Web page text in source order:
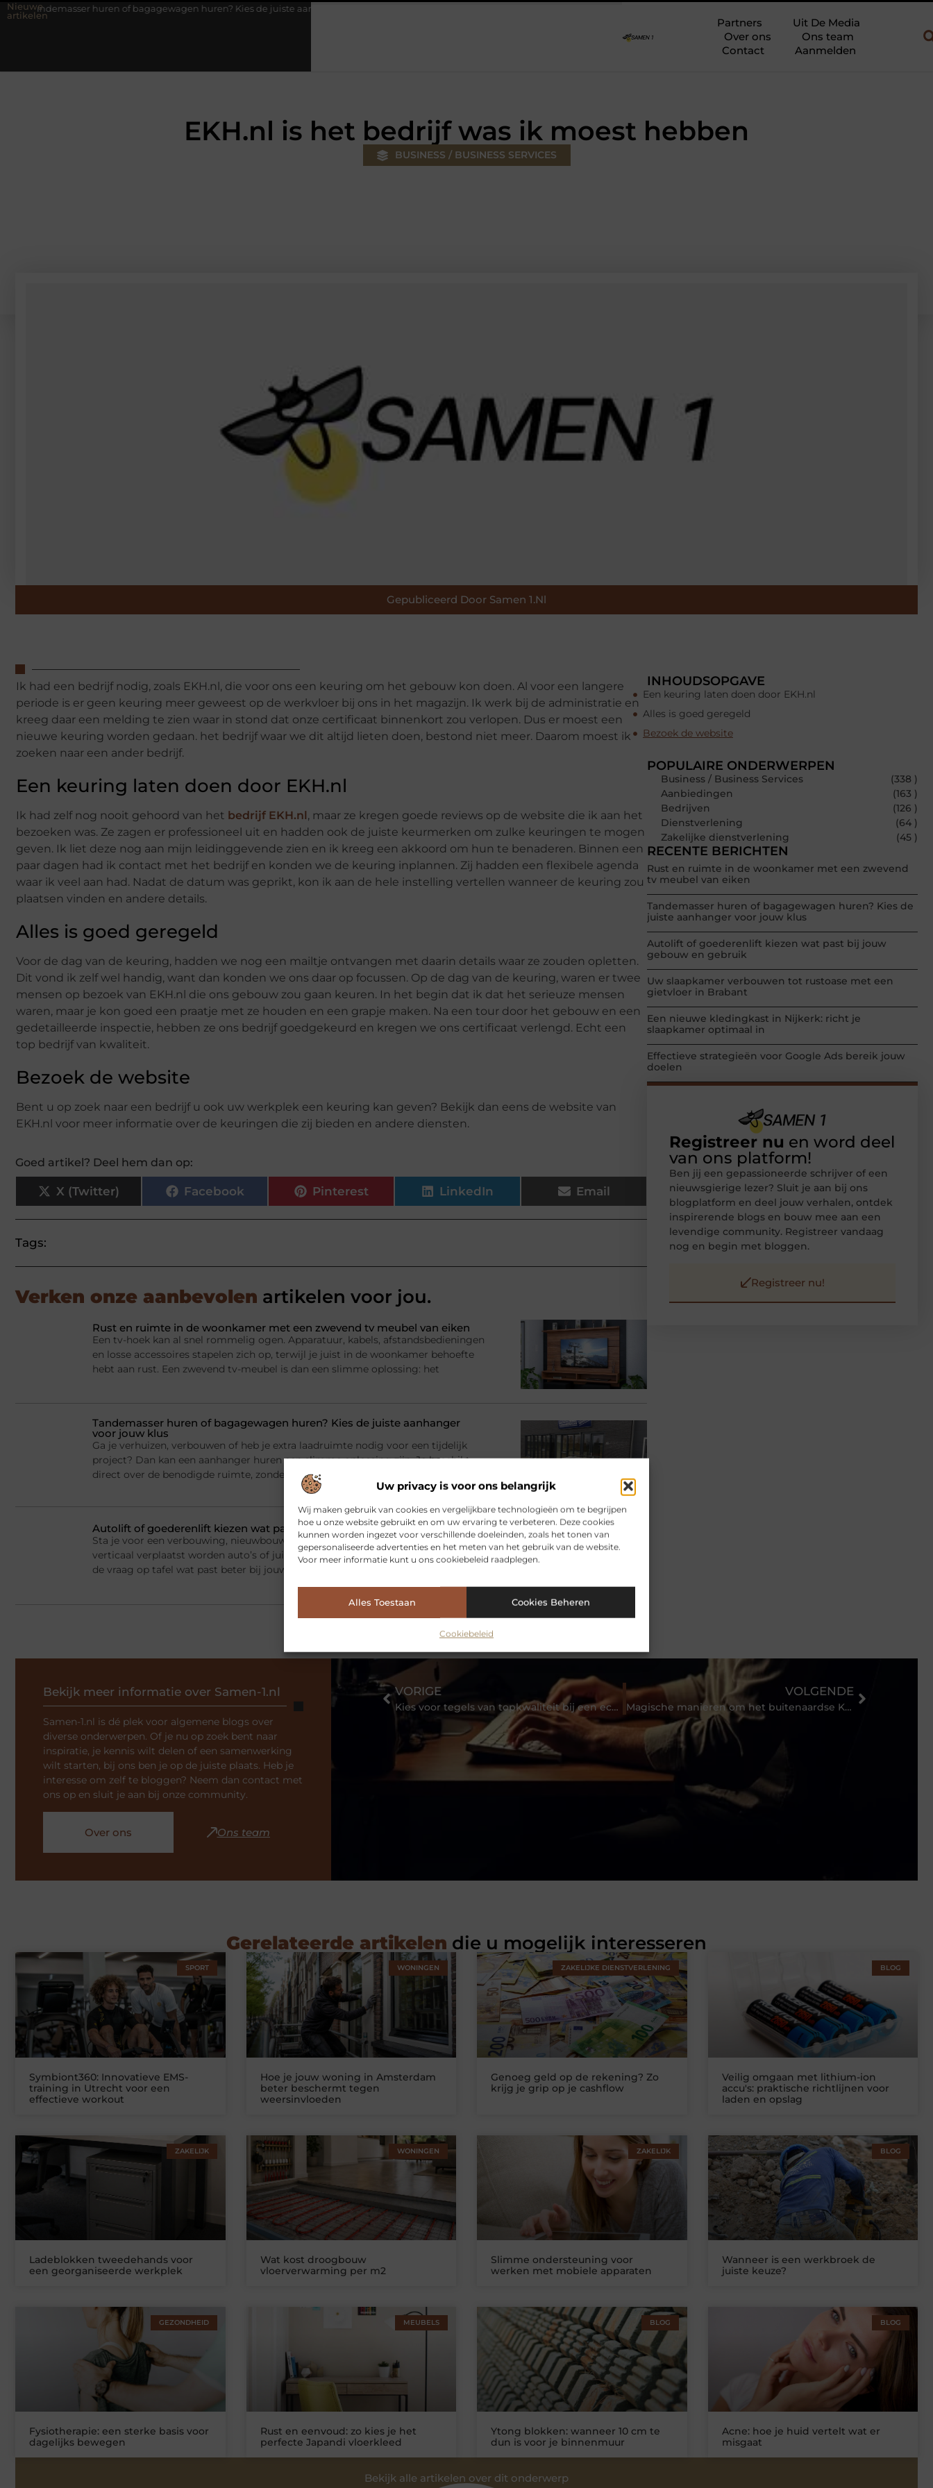
Uw privacy is voor ons belangrijk
Wij maken gebruik van cookies en vergelijkbare technologieën om te begrijpen
hoe u onze website gebruikt en om uw ervaring te verbeteren. Deze cookies
kunnen worden ingezet voor verschillende doeleinden, zoals het tonen van
gepersonaliseerde advertenties en het meten van het gebruik van de website.
Voor meer informatie kunt u ons cookiebeleid raadplegen.
Alles Toestaan Cookies Beheren
Cookiebeleid
Nieuwe
artikelen
huren of bagagewagen huren? Kies de juiste aanhanger voor jouw klus
Partners
Uit De Media
Over ons
Ons team
Contact
Aanmelden
EKH.nl is het bedrijf was ik moest hebben
BUSINESS / BUSINESS SERVICES
Gepubliceerd Door Samen 1.nl
Ik had een bedrijf nodig, zoals EKH.nl, die voor ons een keuring om het gebouw kon doen. Al voor een langere
periode is er geen keuring meer geweest op de werkvloer bij ons in het magazijn. Ik werk bij de administratie en
kreeg daar een melding te zien waar in stond dat onze certificaat binnenkort zou verlopen. Dus er moest een
nieuwe keuring worden gedaan. het bedrijf waar we dit altijd lieten doen, bestond niet meer. Daarom moest ik
zoeken naar een ander bedrijf.
Een keuring laten doen door EKH.nl
Ik had zelf nog nooit gehoord van het bedrijf EKH.nl , maar ze kregen goede reviews op de website die ik aan het
bezoeken was. Ze zagen er professioneel uit en hadden ook de juiste keurmerken om zulke keuringen te mogen
geven. Ik liet deze nog aan mijn leidinggevende zien en ik kreeg een akkoord om hun te benaderen. Binnen een
paar dagen had ik contact met het bedrijf en konden we de keuring inplannen. Zij hadden een flexibele agenda
waar ik veel aan had. Nadat de datum was geprikt, kon ik aan de hele instelling vertellen wanneer de keuring zou
plaatsen vinden en andere details.
Alles is goed geregeld
Voor de dag van de keuring, hadden we nog een mailtje ontvangen met daarin details waar ze zouden opletten.
Dit vond ik zelf wel handig, want dan konden we ons daar op focussen. Op de dag van de keuring, waren er twee
mensen op bezoek van EKH.nl die ons gebouw zou gaan keuren. In het begin dat ik dat het serieuze mensen
waren, maar je kon goed een praatje met ze houden en een grapje maken. Na een tour door het gebouw en een
gedetailleerde inspectie, hebben ze ons bedrijf goedgekeurd en kregen we ons certificaat verlengd. Echt een
top bedrijf van kwaliteit.
Bezoek de website
Bent u op zoek naar een bedrijf u ook uw werkplek een keuring kan geven? Bekijk dan eens de website van
EKH.nl voor meer informatie over de keuringen die zij bieden en andere diensten.
Goed artikel? Deel hem dan op:
X (Twitter) Facebook Pinterest LinkedIn Email
Tags:
Verken onze aanbevolen artikelen voor jou.
Rust en ruimte in de woonkamer met een zwevend tv meubel van eiken
Een tv-hoek kan al snel rommelig ogen. Apparatuur, kabels, afstandsbedieningen
en losse accessoires stapelen zich op, terwijl je juist in de woonkamer behoefte
hebt aan rust. Een zwevend tv-meubel is dan een slimme oplossing: het
Tandemasser huren of bagagewagen huren? Kies de juiste aanhanger
voor jouw klus
Ga je verhuizen, verbouwen of heb je extra laadruimte nodig voor een tijdelijk
project? Dan kan een aanhanger huren een slimme oplossing zijn. Je beschikt
direct over de benodigde ruimte, zonder dat je zelf een
Autolift of goederenlift kiezen wat past bij jouw gebouw en gebruik
Sta je voor een verbouwing, nieuwbouw of herinrichting en moet er iets
verticaal verplaatst worden auto’s of juist vracht en materialen Dan komt al snel
de vraag op tafel wat past beter bij jouw situatie
INHOUDSOPGAVE
Een keuring laten doen door EKH.nl
Alles is goed geregeld
Bezoek de website
POPULAIRE ONDERWERPEN
Business / Business Services
(338 )
Aanbiedingen
(163 )
Bedrijven
(126 )
Dienstverlening
(64 )
Zakelijke dienstverlening
(45 )
RECENTE BERICHTEN
Rust en ruimte in de woonkamer met een zwevend
tv meubel van eiken
Tandemasser huren of bagagewagen huren? Kies de
juiste aanhanger voor jouw klus
Autolift of goederenlift kiezen wat past bij jouw
gebouw en gebruik
Uw slaapkamer verbouwen tot rustoase met een
gietvloer in Brabant
Een nieuwe kledingkast in Nijkerk: richt je
slaapkamer optimaal in
Effectieve strategieën voor Google Ads bereik jouw
doelen
Registreer nu en word deel
van ons platform!
Ben jij een gepassioneerde schrijver of een
nieuwsgierige lezer? Sluit je aan bij ons
blogplatform en deel jouw verhalen, ontdek
inspirerende blogs en bouw mee aan een
levendige community. Registreer vandaag
nog en begin met bloggen.
Registreer nu!
Bekijk meer informatie over Samen-1.nl
Samen-1.nl is dé plek voor algemene blogs over
diverse onderwerpen. Of je nu op zoek bent naar
inspiratie, je kennis wilt delen of een samenwerking
wilt starten, bij ons ben je op de juiste plaats. Heb je
interesse om zelf te bloggen? Neem dan contact met
ons op en sluit je aan bij onze community.
Over ons Ons team
VORIGE
Kies voor tegels van topkwaliteit bij een echte specialist
VOLGENDE
Magische manieren om het buitenaardse Kroatië te ervaren
Gerelateerde artikelen die u mogelijk interesseren
SPORT
Symbiont360: Innovatieve EMS-
training in Utrecht voor een
effectieve workout
WONINGEN
Hoe je jouw woning in Amsterdam
beter beschermt tegen
weersinvloeden
ZAKELIJKE DIENSTVERLENING
Genoeg geld op de rekening? Zo
krijg je grip op je cashflow
BLOG
Veilig omgaan met lithium-ion
accu's: praktische richtlijnen voor
laden en opslag
ZAKELIJK
Ladeblokken tweedehands voor
een georganiseerde werkplek
WONINGEN
Wat kost droogbouw
vloerverwarming per m2
ZAKELIJK
Slimme ondersteuning voor
werken met mobiele apparaten
BLOG
Wanneer is een werkbroek de
juiste keuze?
GEZONDHEID
Fysiotherapie: een sterke basis voor
dagelijks bewegen
MEUBELS
Rust en eenvoud: zo kies je het
perfecte Japandi vloerkleed
BLOG
Ytong blokken: wanneer 10 cm te
dun is voor je binnenmuur
BLOG
Acne: hoe je huid vertelt wat er
misgaat
Bekijk alle artikelen over dit onderwerp